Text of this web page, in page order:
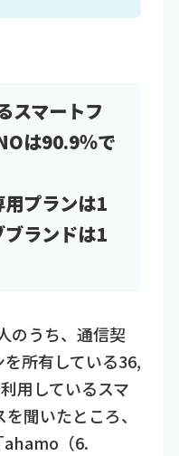
スマートフ
は90.9％で
プランは1
ランドは1
のうち、通信契
所有している36,
用しているスマ
聞いたところ、
ahamo（6.